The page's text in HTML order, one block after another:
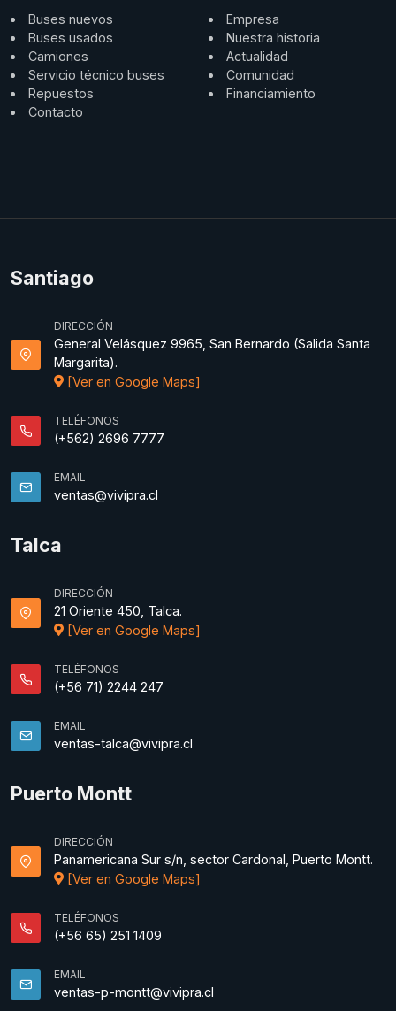
Buses nuevos
Buses usados
Camiones
Servicio técnico buses
Repuestos
Contacto
Empresa
Nuestra historia
Actualidad
Comunidad
Financiamiento
Santiago
DIRECCIÓN
General Velásquez 9965, San Bernardo (Salida Santa
Margarita).
[Ver en Google Maps]
TELÉFONOS
(+562) 2696 7777
EMAIL
ventas@vivipra.cl
Talca
DIRECCIÓN
21 Oriente 450, Talca.
[Ver en Google Maps]
TELÉFONOS
(+56 71) 2244 247
EMAIL
ventas-talca@vivipra.cl
Puerto Montt
DIRECCIÓN
Panamericana Sur s/n, sector Cardonal, Puerto Montt.
[Ver en Google Maps]
TELÉFONOS
(+56 65) 251 1409
EMAIL
ventas-p-montt@vivipra.cl